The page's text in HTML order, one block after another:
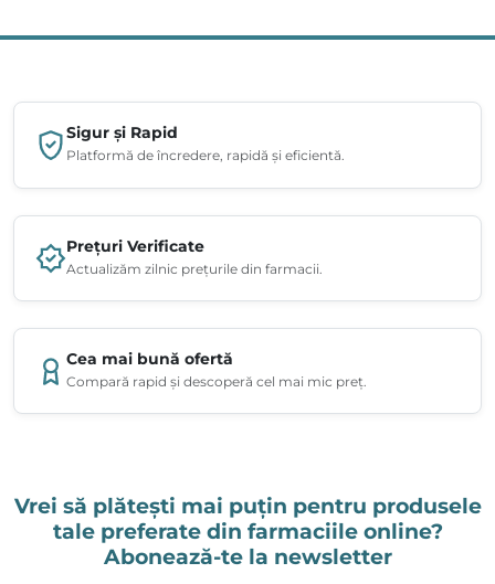
Sigur și Rapid
Platformă de încredere, rapidă și eficientă.
Prețuri Verificate
Actualizăm zilnic prețurile din farmacii.
Cea mai bună ofertă
Compară rapid și descoperă cel mai mic preț.
Vrei să plătești mai puțin pentru produsele
tale preferate din farmaciile online?
Abonează-te la newsletter